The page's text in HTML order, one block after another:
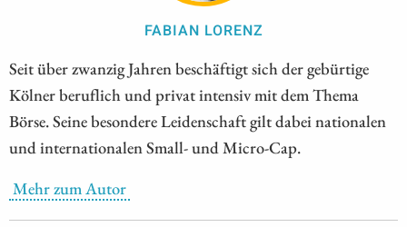
FABIAN LORENZ
Seit über zwanzig Jahren beschäftigt sich der gebürtige
Kölner beruflich und privat intensiv mit dem Thema
Börse. Seine besondere Leidenschaft gilt dabei nationalen
und internationalen Small- und Micro-Cap.
Mehr zum Autor